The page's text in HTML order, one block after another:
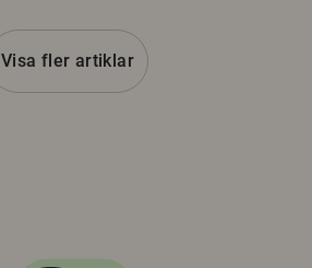
Visa fler artiklar